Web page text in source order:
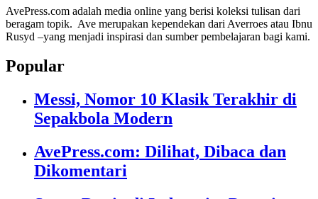
AvePress.com adalah media online yang berisi koleksi tulisan dari
beragam topik. Ave merupakan kependekan dari Averroes atau Ibnu
Rusyd –yang menjadi inspirasi dan sumber pembelajaran bagi kami.
Popular
Messi, Nomor 10 Klasik Terakhir di
Sepakbola Modern
AvePress.com: Dilihat, Dibaca dan
Dikomentari